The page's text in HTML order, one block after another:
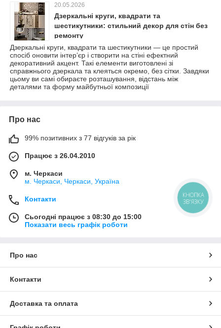
20.05.2026
Дзеркальні круги, квадрати та
шестикутники: стильний декор для стін без
ремонту
Дзеркальні круги, квадрати та шестикутники — це простий
спосіб оновити інтер’єр і створити на стіні ефектний
декоративний акцент. Такі елементи виготовлені зі
справжнього дзеркала та клеяться окремо, без сітки. Завдяки
цьому ви самі обираєте розташування, відстань між
деталями та форму майбутньої композиції
Про нас
99% позитивних з 77 відгуків за рік
Працює з 26.04.2010
м. Черкаси
м. Черкаси, Черкаси, Україна
Контакти
Сьогодні працює з 08:30 до 15:00
Показати весь графік роботи
Про нас
Контакти
Доставка та оплата
КНОПКА
ЗВ'ЯЗКУ